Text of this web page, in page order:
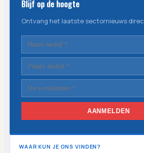
Blijf op de hoogte
Ontvang het laatste sectornieuws
AANMELDEN
WAAR KUN JE ONS VINDEN?